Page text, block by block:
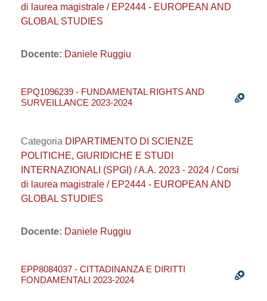
di laurea magistrale / EP2444 - EUROPEAN AND
GLOBAL STUDIES
Docente: Daniele Ruggiu
EPQ1096239 - FUNDAMENTAL RIGHTS AND
SURVEILLANCE 2023-2024
Categoria DIPARTIMENTO DI SCIENZE
POLITICHE, GIURIDICHE E STUDI
INTERNAZIONALI (SPGI) / A.A. 2023 - 2024 / Corsi
di laurea magistrale / EP2444 - EUROPEAN AND
GLOBAL STUDIES
Docente: Daniele Ruggiu
EPP8084037 - CITTADINANZA E DIRITTI
FONDAMENTALI 2023-2024